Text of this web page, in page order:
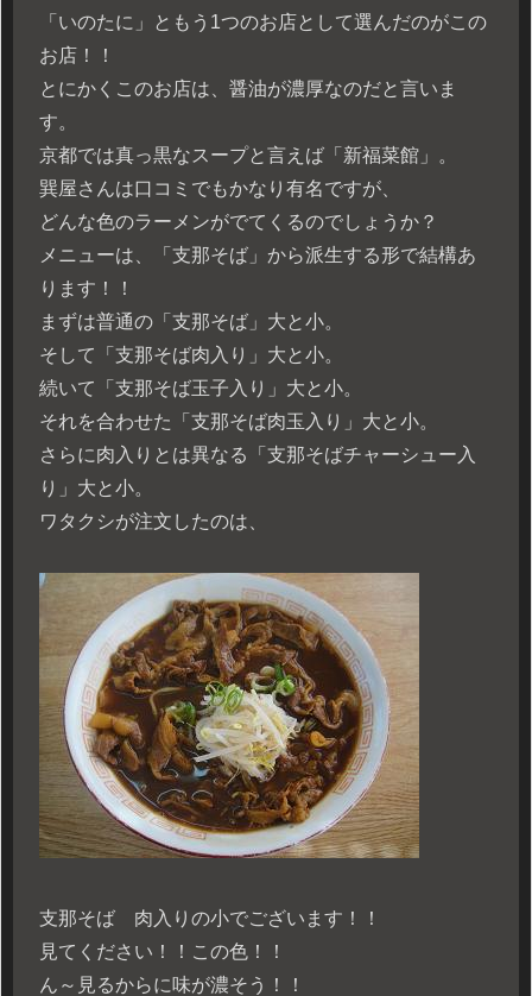
「いのたに」ともう1つのお店として選んだのがこの
お店！！
とにかくこのお店は、醤油が濃厚なのだと言いま
す。
京都では真っ黒なスープと言えば「新福菜館」。
巽屋さんは口コミでもかなり有名ですが、
どんな色のラーメンがでてくるのでしょうか？
メニューは、「支那そば」から派生する形で結構あ
ります！！
まずは普通の「支那そば」大と小。
そして「支那そば肉入り」大と小。
続いて「支那そば玉子入り」大と小。
それを合わせた「支那そば肉玉入り」大と小。
さらに肉入りとは異なる「支那そばチャーシュー入
り」大と小。
ワタクシが注文したのは、
支那そば 肉入りの小でございます！！
見てください！！この色！！
ん～見るからに味が濃そう！！